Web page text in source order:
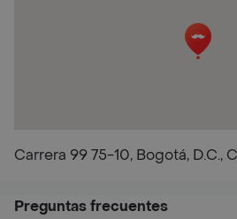
Carrera 99 75-10, Bogotá, D.C.,
Preguntas frecuentes